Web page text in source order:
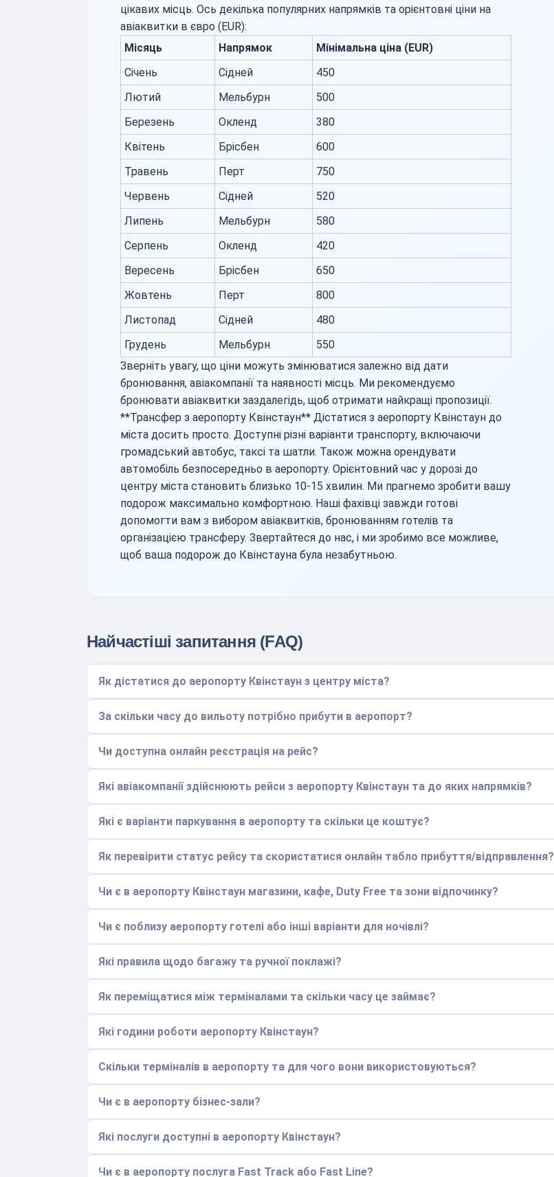
цікавих місць. Ось декілька популярних напрямків та орієнтовні ціни на
авіаквитки в євро (EUR):
Місяць
Напрямок
Мінімальна ціна (EUR)
Січень
Сідней
450
Лютий
Мельбурн
500
Березень
Окленд
380
Квітень
Брісбен
600
Травень
Перт
750
Червень
Сідней
520
Липень
Мельбурн
580
Серпень
Окленд
420
Вересень
Брісбен
650
Жовтень
Перт
800
Листопад
Сідней
480
Грудень
Мельбурн
550
Зверніть увагу, що ціни можуть змінюватися залежно від дати
бронювання, авіакомпанії та наявності місць. Ми рекомендуємо
бронювати авіаквитки заздалегідь, щоб отримати найкращі пропозиції.
**Трансфер з аеропорту Квінстаун** Дістатися з аеропорту Квінстаун до
міста досить просто. Доступні різні варіанти транспорту, включаючи
громадський автобус, таксі та шатли. Також можна орендувати
автомобіль безпосередньо в аеропорту. Орієнтовний час у дорозі до
центру міста становить близько 10-15 хвилин. Ми прагнемо зробити вашу
подорож максимально комфортною. Наші фахівці завжди готові
допомогти вам з вибором авіаквитків, бронюванням готелів та
організацією трансферу. Звертайтеся до нас, і ми зробимо все можливе,
щоб ваша подорож до Квінстауна була незабутньою.
Найчастіші запитання (FAQ)
Як дістатися до аеропорту Квінстаун з центру міста?
За скільки часу до вильоту потрібно прибути в аеропорт?
Чи доступна онлайн реєстрація на рейс?
Які авіакомпанії здійснюють рейси з аеропорту Квінстаун та до яких напрямків?
Які є варіанти паркування в аеропорту та скільки це коштує?
Як перевірити статус рейсу та скористатися онлайн табло прибуття/відправлення?
Чи є в аеропорту Квінстаун магазини, кафе, Duty Free та зони відпочинку?
Чи є поблизу аеропорту готелі або інші варіанти для ночівлі?
Які правила щодо багажу та ручної поклажі?
Як переміщатися між терміналами та скільки часу це займає?
Які години роботи аеропорту Квінстаун?
Скільки терміналів в аеропорту та для чого вони використовуються?
Чи є в аеропорту бізнес-зали?
Які послуги доступні в аеропорту Квінстаун?
Чи є в аеропорту послуга Fast Track або Fast Line?